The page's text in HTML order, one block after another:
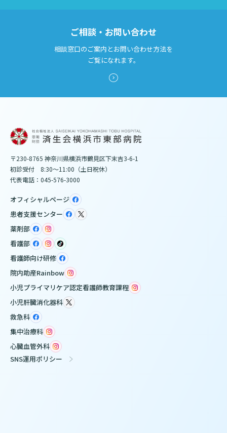
ご相談・お問い合わせ
相談窓口のご案内とお問い合わせ方法を
ご覧になれます。
〒230-8765 神奈川県横浜市鶴見区下末吉3-6-1
初診受付 8:30～11:00（土日祝休）
代表電話：045-576-3000
オフィシャルページ
患者支援センター
薬剤部
看護部
看護師向け研修
院内助産Rainbow
小児プライマリケア認定看護師教育課程
小児肝臓消化器科
救急科
集中治療科
心臓血管外科
SNS運用ポリシー